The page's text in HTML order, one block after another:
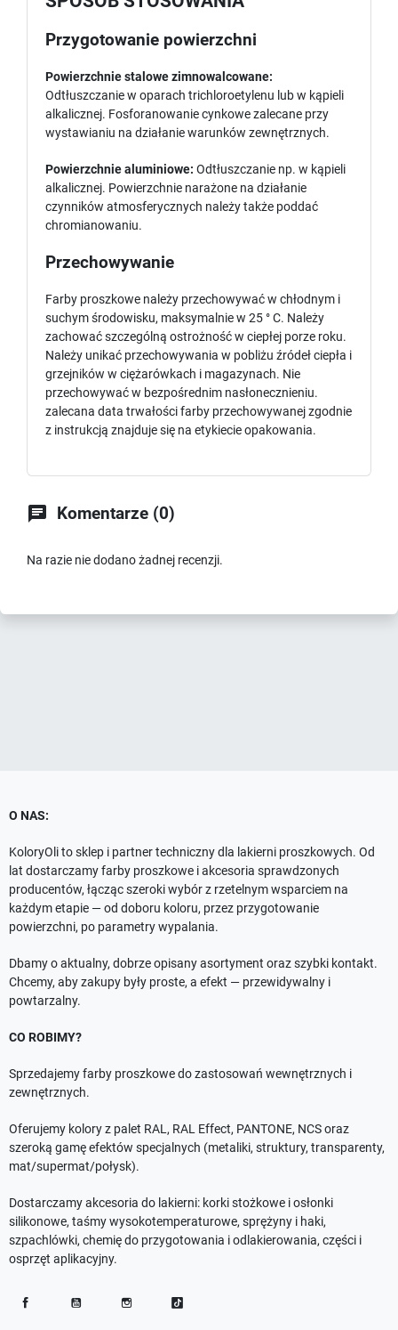
Przygotowanie powierzchni
Powierzchnie stalowe zimnowalcowane:
Odtłuszczanie w oparach trichloroetylenu lub w kąpieli
alkalicznej. Fosforanowanie cynkowe zalecane przy
wystawianiu na działanie warunków zewnętrznych.
Powierzchnie aluminiowe: Odtłuszczanie np. w kąpieli
alkalicznej. Powierzchnie narażone na działanie
czynników atmosferycznych należy także poddać
chromianowaniu.
Przechowywanie
Farby proszkowe należy przechowywać w chłodnym i
suchym środowisku, maksymalnie w 25 ° C. Należy
zachować szczególną ostrożność w ciepłej porze roku.
Należy unikać przechowywania w pobliżu źródeł ciepła i
grzejników w ciężarówkach i magazynach. Nie
przechowywać w bezpośrednim nasłonecznieniu.
zalecana data trwałości farby przechowywanej zgodnie
z instrukcją znajduje się na etykiecie opakowania.
 Komentarze (0)
Na razie nie dodano żadnej recenzji.
O NAS:
KoloryOli to sklep i partner techniczny dla lakierni proszkowych. Od
lat dostarczamy farby proszkowe i akcesoria sprawdzonych
producentów, łącząc szeroki wybór z rzetelnym wsparciem na
każdym etapie — od doboru koloru, przez przygotowanie
powierzchni, po parametry wypalania.
Dbamy o aktualny, dobrze opisany asortyment oraz szybki kontakt.
Chcemy, aby zakupy były proste, a efekt — przewidywalny i
powtarzalny.
CO ROBIMY?
Sprzedajemy farby proszkowe do zastosowań wewnętrznych i
zewnętrznych.
Oferujemy kolory z palet RAL, RAL Effect, PANTONE, NCS oraz
szeroką gamę efektów specjalnych (metaliki, struktury, transparenty,
mat/supermat/połysk).
Dostarczamy akcesoria do lakierni: korki stożkowe i osłonki
silikonowe, taśmy wysokotemperaturowe, sprężyny i haki,
szpachlówki, chemię do przygotowania i odlakierowania, części i
osprzęt aplikacyjny.